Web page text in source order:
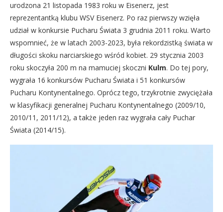
urodzona 21 listopada 1983 roku w Eisenerz, jest
reprezentantką klubu WSV Eisenerz. Po raz pierwszy wzięła
udział w konkursie Pucharu Świata 3 grudnia 2011 roku. Warto
wspomnieć, że w latach 2003-2023, była rekordzistką świata w
długości skoku narciarskiego wśród kobiet. 29 stycznia 2003
roku skoczyła 200 m na mamuciej skoczni Kulm. Do tej pory,
wygrała 16 konkursów Pucharu Świata i 51 konkursów
Pucharu Kontynentalnego. Oprócz tego, trzykrotnie zwyciężała
w klasyfikacji generalnej Pucharu Kontynentalnego (2009/10,
2010/11, 2011/12), a także jeden raz wygrała cały Puchar
Świata (2014/15).